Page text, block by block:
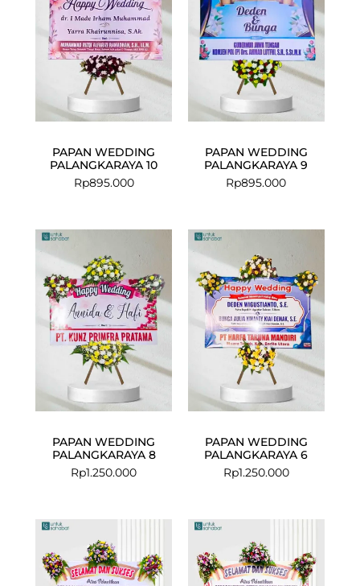
PAPAN WEDDING
PALANGKARAYA 10
Rp895.000
PAPAN WEDDING
PALANGKARAYA 9
Rp895.000
PAPAN WEDDING
PALANGKARAYA 8
Rp1.250.000
PAPAN WEDDING
PALANGKARAYA 6
Rp1.250.000